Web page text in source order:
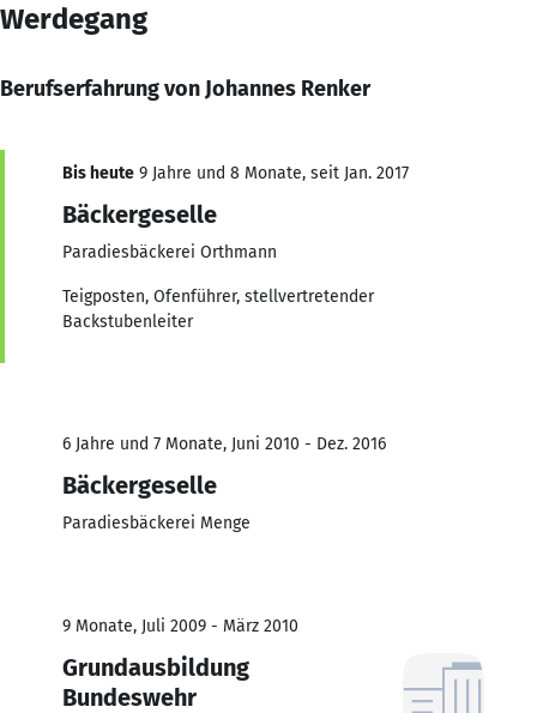
Werdegang
Berufserfahrung von Johannes Renker
Bis heute 9 Jahre und 8 Monate, seit Jan. 2017
Bäckergeselle
Paradiesbäckerei Orthmann
Teigposten, Ofenführer, stellvertretender
Backstubenleiter
6 Jahre und 7 Monate, Juni 2010 - Dez. 2016
Bäckergeselle
Paradiesbäckerei Menge
9 Monate, Juli 2009 - März 2010
Grundausbildung
Bundeswehr